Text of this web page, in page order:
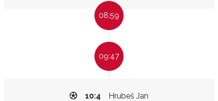
08:59
09:47
Hrubeš Jan
10:4